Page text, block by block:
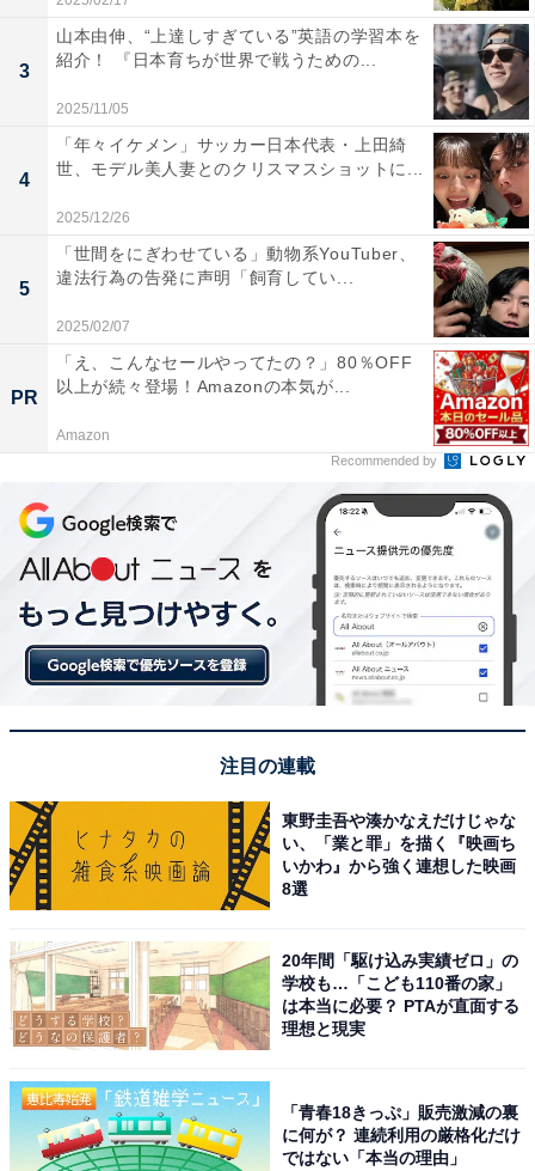
3
山本由伸、“上達しすぎている”英語の学習本を
紹介！ 『日本育ちが世界で戦うための...
2025/11/05
4
「年々イケメン」サッカー日本代表・上田綺
世、モデル美人妻とのクリスマスショットに...
2025/12/26
5
「世間をにぎわせている」動物系YouTuber、
違法行為の告発に声明「飼育してい...
2025/02/07
PR
「え、こんなセールやってたの？」80％OFF
以上が続々登場！Amazonの本気が...
Amazon
Recommended by
注目の連載
東野圭吾や湊かなえだけじゃな
い、「業と罪」を描く『映画ち
いかわ』から強く連想した映画
8選
20年間「駆け込み実績ゼロ」の
学校も…「こども110番の家」
は本当に必要？ PTAが直面する
理想と現実
「青春18きっぷ」販売激減の裏
に何が？ 連続利用の厳格化だけ
ではない「本当の理由」